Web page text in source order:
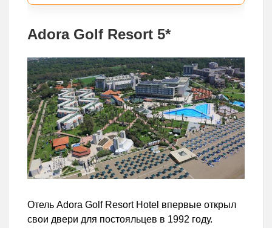
Adora Golf Resort 5*
Отель Adora Golf Resort Hotel впервые открыл
свои двери для постояльцев в 1992 году.